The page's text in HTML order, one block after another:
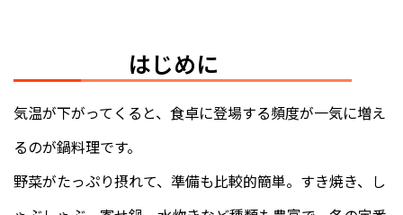
はじめに
気温が下がってくると、食卓に登場する頻度が一気に増え
るのが鍋料理です。
野菜がたっぷり摂れて、準備も比較的簡単。すき焼き、し